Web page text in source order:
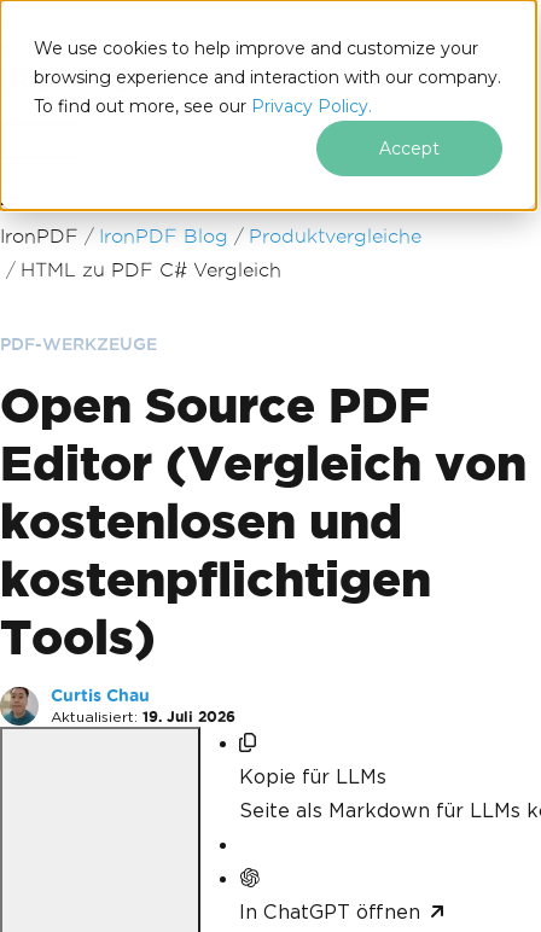
We use cookies to help improve and customize your
browsing experience and interaction with our company.
To find out more, see our Privacy Policy.
Accept
Zum Fußzeileninhalt springen
IronPDF IronPDF Blog
Produktvergleiche
HTML zu PDF C# Vergleich
PDF-WERKZEUGE
Open Source PDF
Editor (Vergleich von
kostenlosen und
kostenpflichtigen
Tools)
Curtis Chau
Aktualisiert: 19. Juli 2026
Kopie für LLMs
Seite als Markdown für LLMs
In ChatGPT öffnen